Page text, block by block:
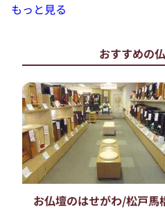
もっと見る
おすすめの
お仏壇のはせがわ/松戸馬